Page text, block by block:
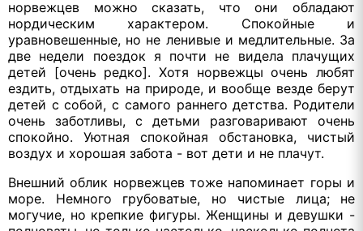
норвежцев можно сказать, что они обладают
нордическим характером. Спокойные и
уравновешенные, но не ленивые и медлительные. За
две недели поездок я почти не видела плачущих
детей [очень редко]. Хотя норвежцы очень любят
ездить, отдыхать на природе, и вообще везде берут
детей с собой, с самого раннего детства. Родители
очень заботливы, с детьми разговаривают очень
спокойно. Уютная спокойная обстановка, чистый
воздух и хорошая забота - вот дети и не плачут.
Внешний облик норвежцев тоже напоминает горы и
море. Немного грубоватые, но чистые лица; не
могучие, но крепкие фигуры. Женщины и девушки -